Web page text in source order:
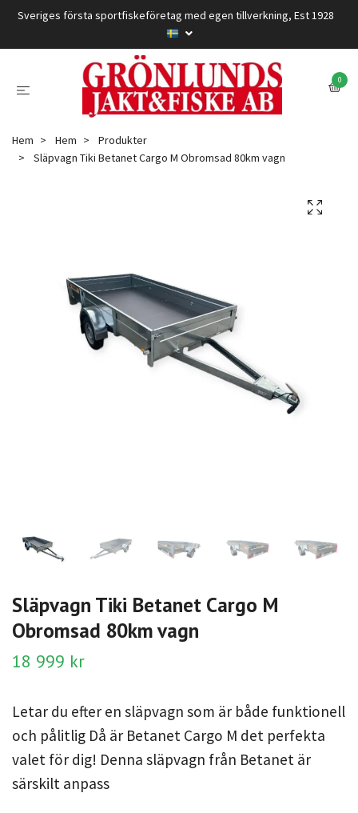
Sveriges första sportfiskeföretag med egen tillverkning, Est 1928
0
Hem Hem
Produkter
Släpvagn Tiki Betanet Cargo M Obromsad 80km vagn
Släpvagn Tiki Betanet Cargo M
Obromsad 80km vagn
18 999 kr
Letar du efter en släpvagn som är både funktionell
och pålitlig Då är Betanet Cargo M det perfekta
valet för dig! Denna släpvagn från Betanet är
särskilt anpass